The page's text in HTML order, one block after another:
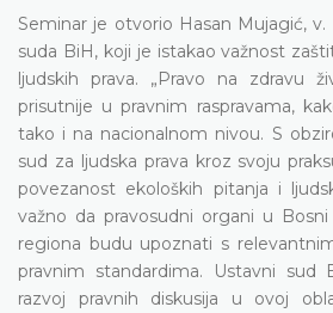
Seminar je otvorio Hasan Mujagić,
suda BiH, koji je istakao važnost
ljudskih prava. „Pravo na zdravu
prisutnije u pravnim raspravama,
tako i na nacionalnom nivou. S
sud za ljudska prava kroz svoju
povezanost ekoloških pitanja i
važno da pravosudni organi u
regiona budu upoznati s
pravnim standardima. Ustavni sud
razvoj pravnih diskusija u ovoj